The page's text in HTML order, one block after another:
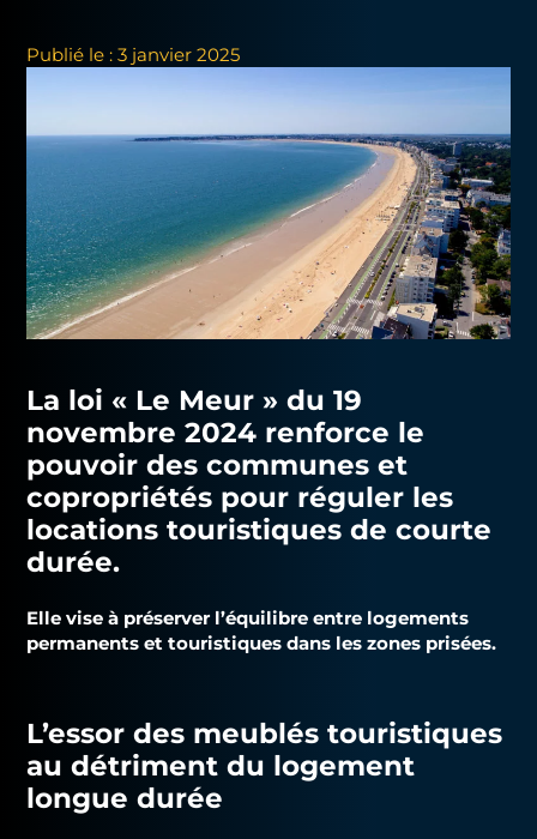
Publié le : 3 janvier 2025
La loi « Le Meur » du 19
novembre 2024 renforce le
pouvoir des communes et
copropriétés pour réguler les
locations touristiques de courte
durée.
Elle vise à préserver l’équilibre entre logements
permanents et touristiques dans les zones prisées.
L’essor des meublés touristiques
au détriment du logement
longue durée